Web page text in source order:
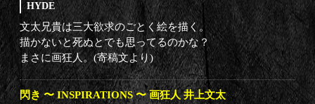
HYDE
文太兄貴は三大欲求のごとく絵を描く。
描かないと死ぬとでも思ってるのかな？
まさに画狂人。(寄稿文より)
閃き 〜 INSPIRATIONS 〜 画狂人 井上文太